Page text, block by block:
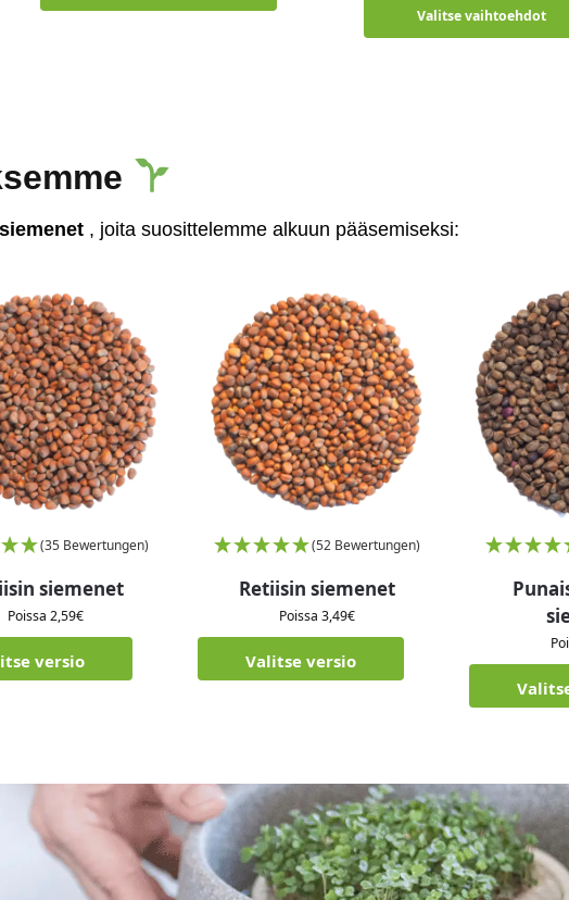
Valitse vaihtoehdot
siemenet, joita suosittelemme alkuun pääsemiseksi:
(35 Bewertungen)
siemenet
Poissa 2,59€
versio
(52 Bewertungen)
Retiisin siemenet
Poissa 3,49€
Valitse versio